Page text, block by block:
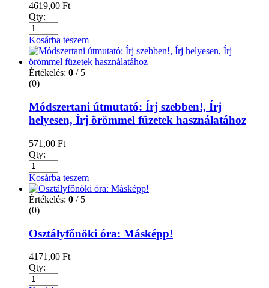
4619,00 Ft
Qty:
Kosárba teszem
Értékelés: 0 / 5
(0)
Módszertani útmutató: Írj szebben!, Írj
helyesen, Írj örömmel füzetek használatához
571,00 Ft
Qty:
Kosárba teszem
Értékelés: 0 / 5
(0)
Osztályfőnöki óra: Másképp!
4171,00 Ft
Qty: